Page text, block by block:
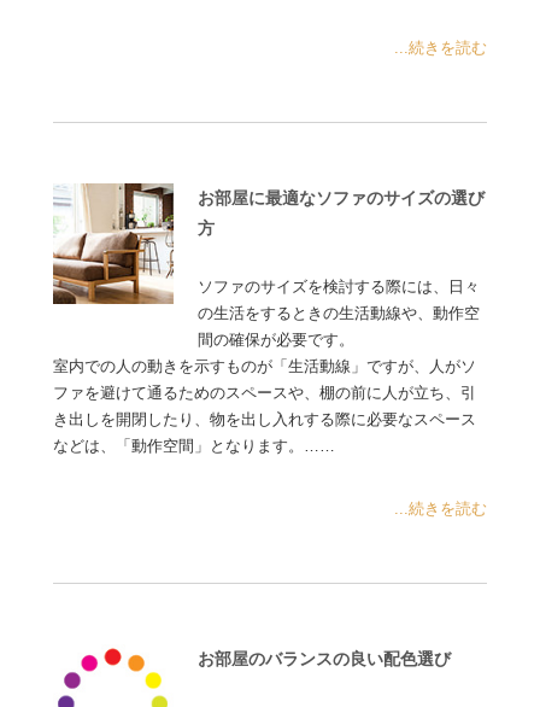
...続きを読む
お部屋に最適なソファのサイズの選び
方
ソファのサイズを検討する際には、日々
の生活をするときの生活動線や、動作空
間の確保が必要です。
室内での人の動きを示すものが「生活動線」ですが、人がソ
ファを避けて通るためのスペースや、棚の前に人が立ち、引
き出しを開閉したり、物を出し入れする際に必要なスペース
などは、「動作空間」となります。……
...続きを読む
お部屋のバランスの良い配色選び